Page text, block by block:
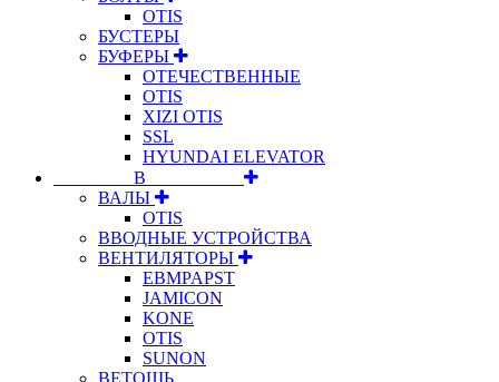
OTIS
БУСТЕРЫ
БУФЕРЫ
ОТЕЧЕСТВЕННЫЕ
OTIS
XIZI OTIS
SSL
HYUNDAI ELEVATOR
⠀⠀⠀⠀⠀⠀В⠀⠀⠀⠀⠀⠀⠀
ВАЛЫ
OTIS
ВВОДНЫЕ УСТРОЙСТВА
ВЕНТИЛЯТОРЫ
EBMPAPST
JAMICON
KONE
OTIS
SUNON
ВЕТОШЬ